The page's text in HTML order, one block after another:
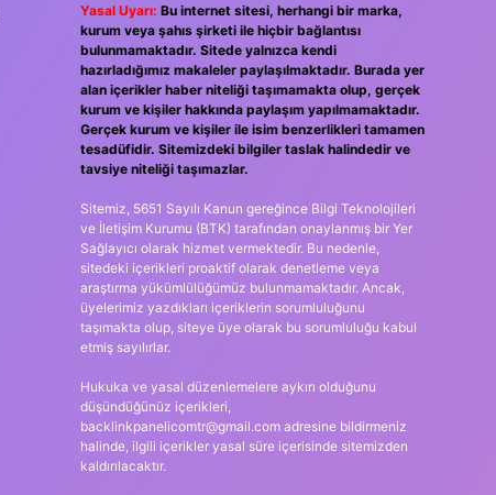
Yasal Uyarı: Bu internet sitesi, herhangi bir marka,
kurum veya şahıs şirketi ile hiçbir bağlantısı
bulunmamaktadır. Sitede yalnızca kendi
hazırladığımız makaleler paylaşılmaktadır. Burada yer
alan içerikler haber niteliği taşımamakta olup, gerçek
kurum ve kişiler hakkında paylaşım yapılmamaktadır.
Gerçek kurum ve kişiler ile isim benzerlikleri tamamen
tesadüfidir. Sitemizdeki bilgiler taslak halindedir ve
tavsiye niteliği taşımazlar.
Sitemiz, 5651 Sayılı Kanun gereğince Bilgi Teknolojileri
ve İletişim Kurumu (BTK) tarafından onaylanmış bir Yer
Sağlayıcı olarak hizmet vermektedir. Bu nedenle,
sitedeki içerikleri proaktif olarak denetleme veya
araştırma yükümlülüğümüz bulunmamaktadır. Ancak,
üyelerimiz yazdıkları içeriklerin sorumluluğunu
taşımakta olup, siteye üye olarak bu sorumluluğu kabul
etmiş sayılırlar.
Hukuka ve yasal düzenlemelere aykırı olduğunu
düşündüğünüz içerikleri,
backlinkpanelicomtr@gmail.comadresine bildirmeniz
halinde, ilgili içerikler yasal süre içerisinde sitemizden
kaldırılacaktır.